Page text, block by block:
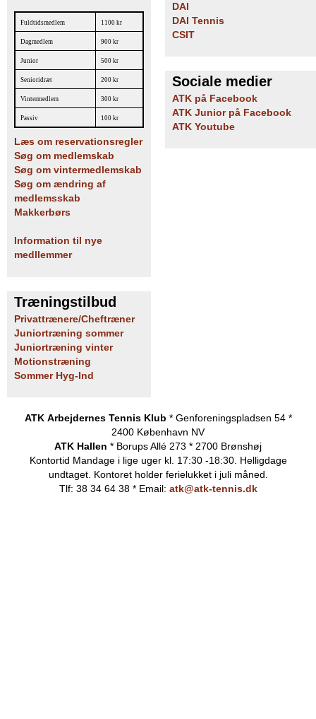
Fuldtidsmedlem 1100 kr
Dagmedlem 900 kr
Junior 500 kr
Senioridræt 200 kr
Vintermedlem 300 kr
Passiv 100 kr
Læs om reservationsregler
Søg om medlemskab
Søg om vintermedlemskab
Søg om ændring af
medlemsskab
Makkerbørs
Information til nye
medllemmer
Træningstilbud
Privattrænere/Cheftræner
Juniortræning sommer
Juniortræning vinter
Motionstræning
Sommer Hyg-Ind
DAI
DAI Tennis
CSIT
Sociale medier
ATK på Facebook
ATK Junior på Facebook
ATK Youtube
ATK Arbejdernes Tennis Klub * Genforeningspladsen 54 *
2400 København NV
ATK Hallen * Borups Allé 273 * 2700 Brønshøj
Kontortid Mandage i lige uger kl. 17:30 -18:30. Helligdage
undtaget.
Kontoret holder ferielukket i juli måned.
Tlf: 38 34 64 38 * Email: atk@atk-tennis.dk